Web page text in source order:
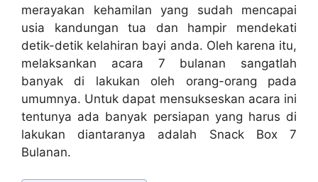
merayakan kehamilan yang sudah mencapai
usia kandungan tua dan hampir mendekati
detik-detik kelahiran bayi anda. Oleh karena itu,
melaksankan acara 7 bulanan sangatlah
banyak di lakukan oleh orang-orang pada
umumnya. Untuk dapat mensukseskan acara ini
tentunya ada banyak persiapan yang harus di
lakukan diantaranya adalah Snack Box 7
Bulanan.